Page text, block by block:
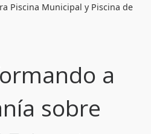
Piscina Municipal y Piscina de
a
sobre